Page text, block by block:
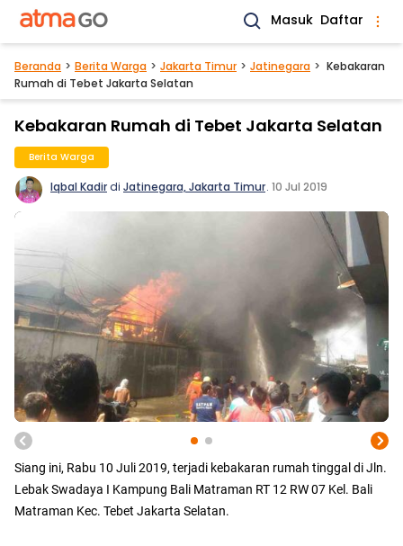
Masuk Daftar
Beranda Berita Warga Jakarta Timur Jatinegara
Kebakaran
Rumah di Tebet Jakarta Selatan
Kebakaran Rumah di Tebet Jakarta Selatan
Berita Warga
Iqbal Kadirdi Jatinegara, Jakarta Timur. 10 Jul 2019
Siang ini, Rabu 10 Juli 2019, terjadi kebakaran rumah tinggal di Jln.
Lebak Swadaya I Kampung Bali Matraman RT 12 RW 07 Kel. Bali
Matraman Kec. Tebet Jakarta Selatan.